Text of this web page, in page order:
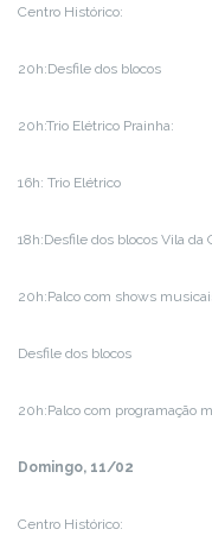
Centro Histórico:
20h:Desfile dos blocos
20h:Trio Elétrico Prainha:
16h: Trio Elétrico
18h:Desfile dos blocos Vila da
20h:Palco com shows
Desfile dos blocos
20h:Palco com programação
Domingo, 11/02
Centro Histórico: